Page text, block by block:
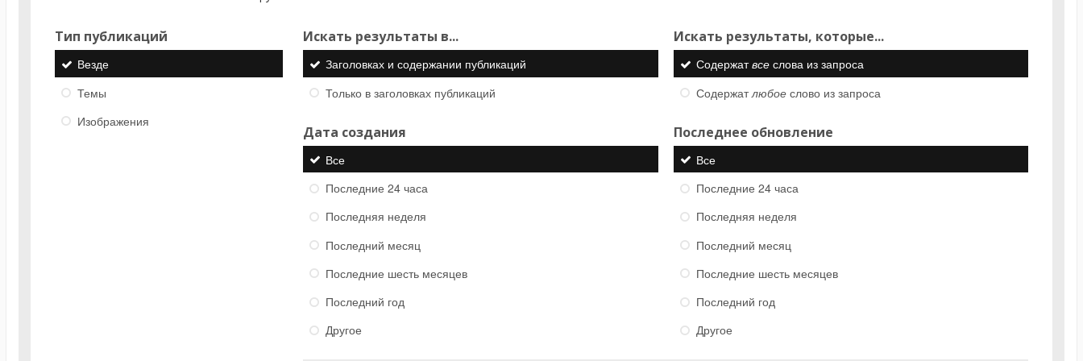
Тип публикаций
Везде
Темы
Изображения
Искать результаты в...
Заголовках и содержании публикаций
Только в заголовках публикаций
Искать результаты, которые...
Содержатвсеслова из запроса
Содержатлюбоеслово из запроса
Дата создания
Все
Последние 24 часа
Последняя неделя
Последний месяц
Последние шесть месяцев
Последний год
Другое
Последнее обновление
Все
Последние 24 часа
Последняя неделя
Последний месяц
Последние шесть месяцев
Последний год
Другое